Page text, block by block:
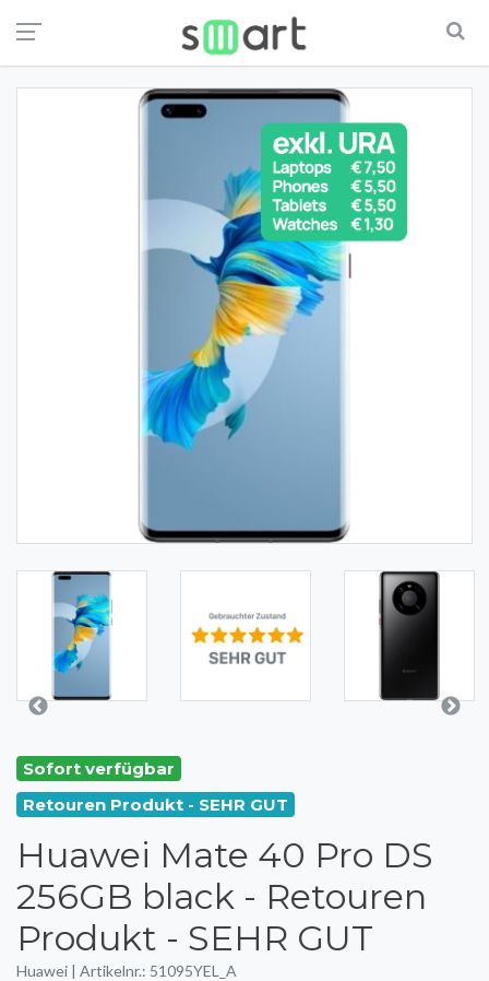
Sofort verfügbar
Retouren Produkt - SEHR GUT
Huawei Mate 40 Pro DS
256GB black - Retouren
Produkt - SEHR GUT
Huawei | Artikelnr.: 51095YEL_A